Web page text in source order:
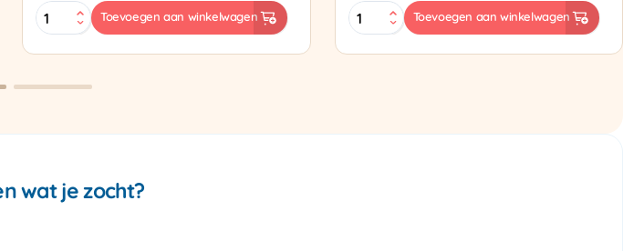
Sealtang
Super
Toevoegen aan winkelwagen
ES-
102
Toevoegen aan winkelwagen
wat je zocht?